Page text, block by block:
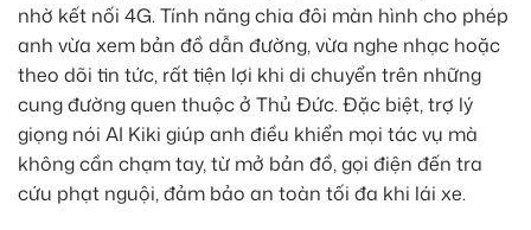
nhờ kết nối 4G. Tính năng chia đôi màn hình cho phép
anh vừa xem bản đồ dẫn đường, vừa nghe nhạc hoặc
theo dõi tin tức, rất tiện lợi khi di chuyển trên những
cung đường quen thuộc ở Thủ Đức. Đặc biệt, trợ lý
giọng nói AI Kiki giúp anh điều khiển mọi tác vụ mà
không cần chạm tay, từ mở bản đồ, gọi điện đến tra
cứu phạt nguội, đảm bảo an toàn tối đa khi lái xe.